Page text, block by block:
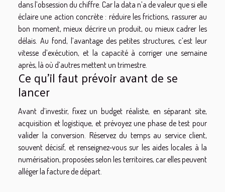
dans l’obsession du chiffre. Car la data n’a de valeur que si elle
éclaire une action concrète : réduire les frictions, rassurer au
bon moment, mieux décrire un produit, ou mieux cadrer les
délais. Au fond, l’avantage des petites structures, c’est leur
vitesse d’exécution, et la capacité à corriger une semaine
après, là où d’autres mettent un trimestre.
Ce qu’il faut prévoir avant de se
lancer
Avant d’investir, fixez un budget réaliste, en séparant site,
acquisition et logistique, et prévoyez une phase de test pour
valider la conversion. Réservez du temps au service client,
souvent décisif, et renseignez-vous sur les aides locales à la
numérisation, proposées selon les territoires, car elles peuvent
alléger la facture de départ.